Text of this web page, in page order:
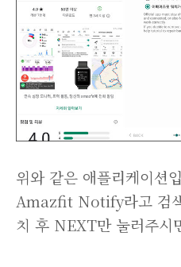
위와 같은 애플리케이션
Amazfit Notify라고 검
치 후 NEXT만 눌러주시